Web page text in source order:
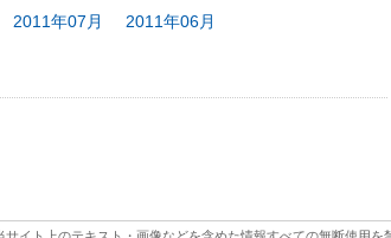
2011年07月 2011年06月